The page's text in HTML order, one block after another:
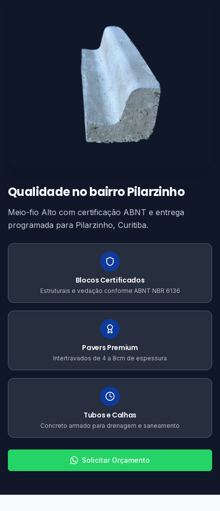
Qualidade no bairro Pilarzinho
Meio-fio Alto com certificação ABNT e entrega
programada para Pilarzinho, Curitiba.
Blocos Certificados
Estruturais e vedação conforme ABNT NBR 6136
Pavers Premium
Intertravados de 4 a 8cm de espessura
Tubos e Calhas
Concreto armado para drenagem e saneamento
Solicitar Orçamento